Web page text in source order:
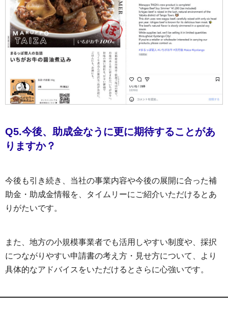
Q5.今後、助成金なうに更に期待することがあ
りますか？
今後も引き続き、当社の事業内容や今後の展開に合った補
助金・助成金情報を、タイムリーにご紹介いただけるとあ
りがたいです。
また、地方の小規模事業者でも活用しやすい制度や、採択
につながりやすい申請書の考え方・見せ方について、より
具体的なアドバイスをいただけるとさらに心強いです。